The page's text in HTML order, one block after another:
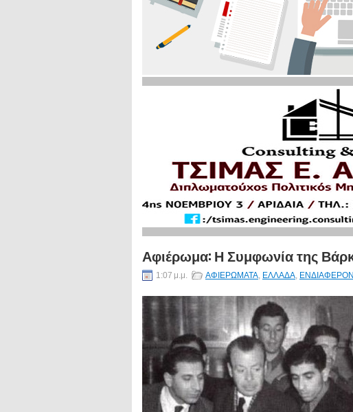
Αφιέρωμα: Η Συμφωνία της
1:07 μ.μ. ΑΦΙΕΡΩΜΑΤΑ, ΕΛΛΑΔΑ,